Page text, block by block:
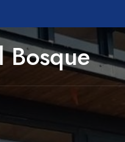
Bosque